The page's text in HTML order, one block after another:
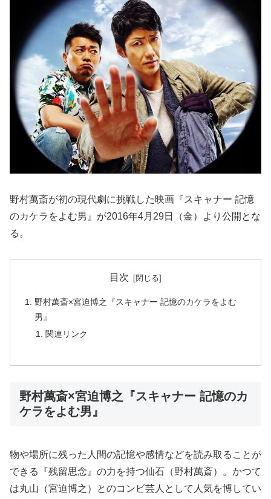
野村萬斎が初の現代劇に挑戦した映画『スキャナー 記憶
のカケラをよむ男』が2016年4月29日（金）より公開とな
る。
目次
野村萬斎×宮迫博之『スキャナー 記憶のカケラをよむ
男』
関連リンク
野村萬斎×宮迫博之『スキャナー 記憶のカ
ケラをよむ男』
物や場所に残った人間の記憶や感情などを読み取ることが
できる『残留思念』の力を持つ仙石（野村萬斎）。かつて
は丸山（宮迫博之）とのコンビ芸人として人気を博してい